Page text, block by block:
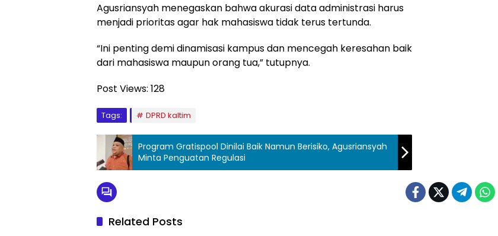
Agusriansyah menegaskan bahwa akurasi data administrasi harus
menjadi prioritas agar hak mahasiswa tidak terus tertunda.
“Ini penting demi dinamisasi kampus dan mencegah keresahan baik
dari mahasiswa maupun orang tua,” tutupnya.
Post Views: 128
Tags: DPRD kaltim
Program Gratispool Dinilai Baik Namun Berisiko, Agusriansyah
Minta Penguatan Regulasi
Related Posts